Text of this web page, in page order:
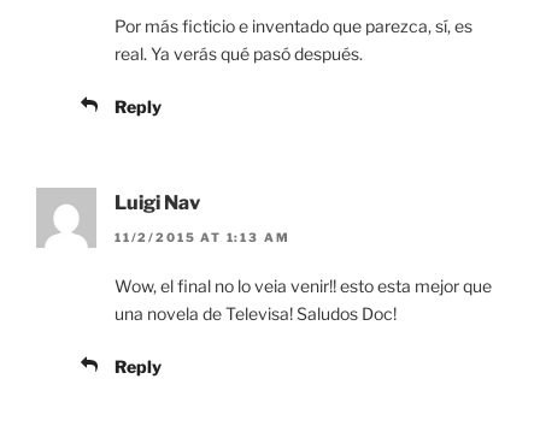
Por más ficticio e inventado que parezca, sí, es
real. Ya verás qué pasó después.
Reply
Luigi Nav
11/2/2015 AT 1:13 AM
Wow, el final no lo veia venir!! esto esta mejor que
una novela de Televisa! Saludos Doc!
Reply